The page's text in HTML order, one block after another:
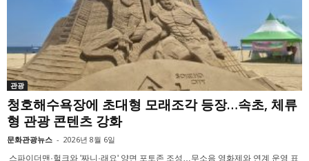
관광
청호해수욕장에 초대형 모래조각 등장…속초, 체류
형 관광 콘텐츠 강화
문화관광뉴스 - 2026년 8월 6일
스파이더맨·헐크와 '짜니·래요' 양면 포토존 조성…무소음 영화제와 연계 운영 표